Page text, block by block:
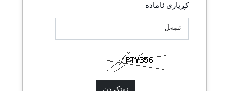
کڕیاری ئامادە
ئیمەیڵ
نوێکردن